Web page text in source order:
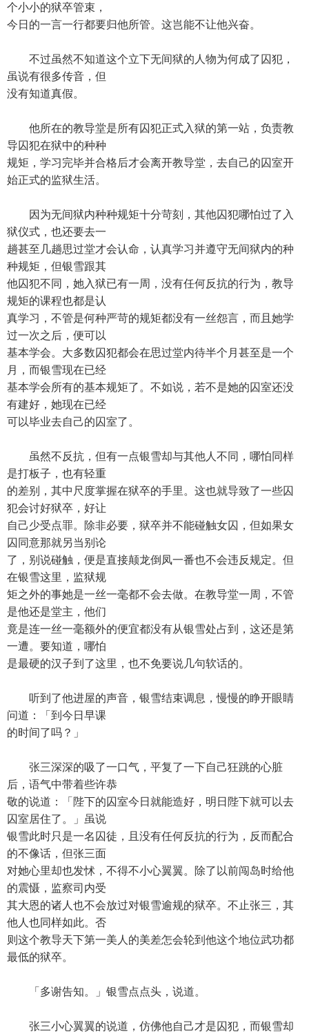
个小小的狱卒管束，
今日的一言一行都要归他所管。这岂能不让他兴奋。
不过虽然不知道这个立下无间狱的人物为何成了囚犯，
虽说有很多传音，但
没有知道真假。
他所在的教导堂是所有囚犯正式入狱的第一站，负责教
导囚犯在狱中的种种
规矩，学习完毕并合格后才会离开教导堂，去自己的囚室开
始正式的监狱生活。
因为无间狱内种种规矩十分苛刻，其他囚犯哪怕过了入
狱仪式，也还要去一
趟甚至几趟思过堂才会认命，认真学习并遵守无间狱内的种
种规矩，但银雪跟其
他囚犯不同，她入狱已有一周，没有任何反抗的行为，教导
规矩的课程也都是认
真学习，不管是何种严苛的规矩都没有一丝怨言，而且她学
过一次之后，便可以
基本学会。大多数囚犯都会在思过堂内待半个月甚至是一个
月，而银雪现在已经
基本学会所有的基本规矩了。不如说，若不是她的囚室还没
有建好，她现在已经
可以毕业去自己的囚室了。
虽然不反抗，但有一点银雪却与其他人不同，哪怕同样
是打板子，也有轻重
的差别，其中尺度掌握在狱卒的手里。这也就导致了一些囚
犯会讨好狱卒，好让
自己少受点罪。除非必要，狱卒并不能碰触女囚，但如果女
囚同意那就另当别论
了，别说碰触，便是直接颠龙倒凤一番也不会违反规定。但
在银雪这里，监狱规
矩之外的事她是一丝一毫都不会去做。在教导堂一周，不管
是他还是堂主，他们
竟是连一丝一毫额外的便宜都没有从银雪处占到，这还是第
一遭。要知道，哪怕
是最硬的汉子到了这里，也不免要说几句软话的。
听到了他进屋的声音，银雪结束调息，慢慢的睁开眼睛
问道：「到今日早课
的时间了吗？」
张三深深的吸了一口气，平复了一下自己狂跳的心脏
后，语气中带着些许恭
敬的说道：「陛下的囚室今日就能造好，明日陛下就可以去
囚室居住了。」虽说
银雪此时只是一名囚徒，且没有任何反抗的行为，反而配合
的不像话，但张三面
对她心里却也发怵，不得不小心翼翼。除了以前闯岛时给他
的震慑，监察司内受
其大恩的诸人也不会放过对银雪逾规的狱卒。不止张三，其
他人也同样如此。否
则这个教导天下第一美人的美差怎会轮到他这个地位武功都
最低的狱卒。
「多谢告知。」银雪点点头，说道。
张三小心翼翼的说道，仿佛他自己才是囚犯，而银雪却